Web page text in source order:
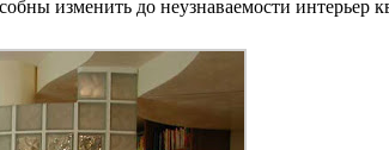
изменить до неузнаваемости интерьер